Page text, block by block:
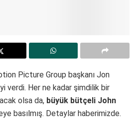
Picture Group başkanı Jon
verdi. Her ne kadar şimdilik bir
olsa da, büyük bütçeli John
basılmış. Detaylar haberimizde.